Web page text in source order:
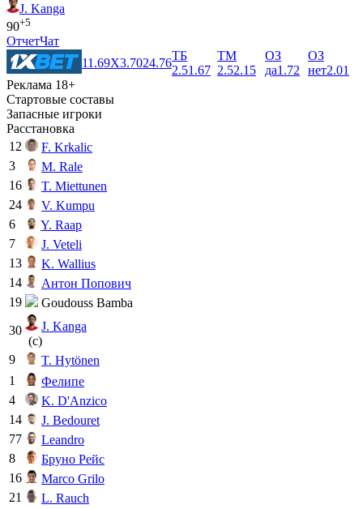
J. Kanga
90+5
ОтчетЧат
11.69X3.7024.76
ТБ
2.51.67
ТМ
2.52.15
ОЗ
да1.72
ОЗ
нет2.01
Реклама 18+
Стартовые составы
Запасные игроки
Расстановка
12
F. Krkalic
3
M. Rale
16
T. Miettunen
24
V. Kumpu
6
Y. Raap
7
J. Veteli
13
K. Wallius
14
Антон Попович
19
Goudouss Bamba
30
J. Kanga
(c)
9
T. Hytönen
1
Фелипе
4
K. D'Anzico
14
J. Bedouret
77
Leandro
8
Бруно Рейс
16
Marco Grilo
21
L. Rauch